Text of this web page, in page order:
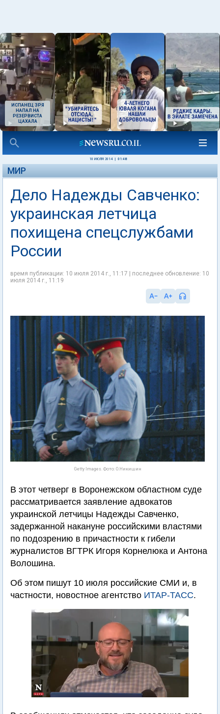
ИСПАНЕЦ ЗРЯ
НАПАЛ НА
РЕЗЕРВИСТА
ЦАХАЛА
10 ИЮЛЯ 2014 01:48
МИР
Дело Надежды Савченко:
украинская летчица
похищена спецслужбами
России
время публикации: 10 июля 2014 г., 11:17 | последнее обновление: 10
июля 2014 г., 11:19
Getty Images. Фото: О.Никишин
В этот четверг в Воронежском областном суде
рассматривается заявление адвокатов
украинской летчицы Надежды Савченко,
задержанной накануне российскими властями
по подозрению в причастности к гибели
журналистов ВГТРК Игоря Корнелюка и Антона
Волошина.
Об этом пишут 10 июля российские СМИ и, в
частности, новостное агентство ИТАР-ТАСС.